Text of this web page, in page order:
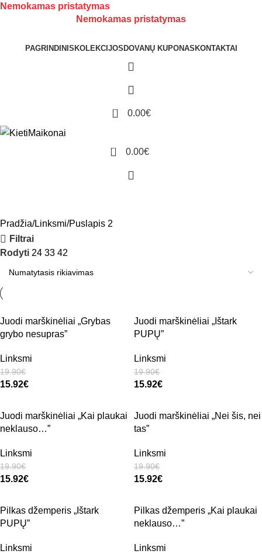
Nemokamas pristatymas
Nemokamas pristatymas
PAGRINDINIS KOLEKCIJOS DOVANŲ KUPONAS KONTAKTAI
0 0.00€
0 0.00€
Pradžia Linksmi Puslapis 2
Filtrai
Rodyti 24 33 42
Juodi marškinėliai „Grybas
grybo nesupras”
Linksmi
19.90€
15.92€
Juodi marškinėliai „Ištark
PUPŲ”
Linksmi
19.90€
15.92€
Juodi marškinėliai „Kai plaukai
neklauso…”
Linksmi
19.90€
15.92€
Juodi marškinėliai „Nei šis, nei
tas”
Linksmi
19.90€
15.92€
Pilkas džemperis „Ištark
PUPŲ”
Linksmi
Pilkas džemperis „Kai plaukai
neklauso…”
Linksmi